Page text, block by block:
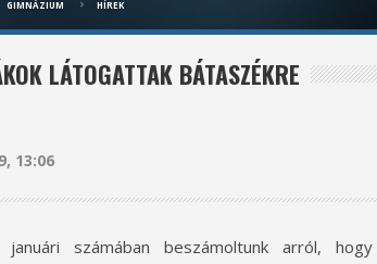
GIMNÁZIUM HÍREK
LÁTOGATTAK BÁTASZÉKRE
13:06
számában beszámoltunk arról,